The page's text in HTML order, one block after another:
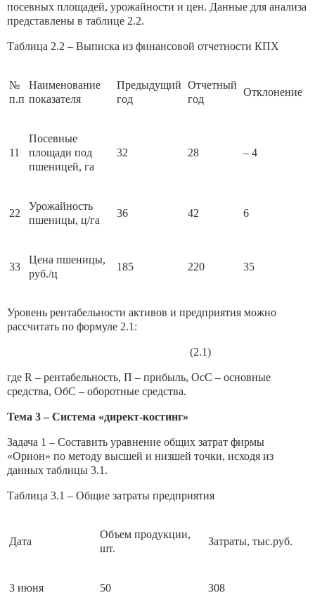
посевных площадей, урожайности и цен. Данные для анализа
представлены в таблице 2.2.
Таблица 2.2 – Выписка из финансовой отчетности КПХ
№
п.п
Наименование
показателя
Предыдущий
год
Отчетный
год
Отклонение
11
Посевные
площади под
пшеницей, га
32 28 – 4
22
Урожайность
пшеницы, ц/га
36 42 6
33
Цена пшеницы,
руб./ц
185 220 35
Уровень рентабельности активов и предприятия можно
рассчитать по формуле 2.1:
(2.1)
где R – рентабельность, П – прибыль, ОсС – основные
средства, ОбС – оборотные средства.
Тема 3 – Система «директ-костинг»
Задача 1 – Составить уравнение общих затрат фирмы
«Орион» по методу высшей и низшей точки, исходя из
данных таблицы 3.1.
Таблица 3.1 – Общие затраты предприятия
Дата
Объем продукции,
шт.
Затраты, тыс.руб.
3 июня 50 308